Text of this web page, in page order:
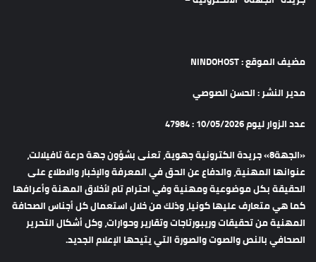
مضيف الموقع : NINDOHOST
مدير النشر : الحسن الصوصي
عدد الزوار ليوم 10/05/2026 : 47984
«الجهة8» جريدة الكترونية جهوية، تعنى بشؤون جهة درعة تافيلالت،
عنوانها المهنية، والدفاع عن الحق في المعرفة والإخبار والاطلاع على
الحقيقة بكل موضوعية ومهنية وفي احترام تام لأخلاق المهنة وأعرافها
كما هي متعارف عليها كونيا، وذلك من خلال استعمال كل أجناس الصحافة
المهنية من تحقيقات وريبورتاجات وتقارير وحوارات، وكل أشكال التحرير
الصحافي بالنص والصوت والصورة التي يتيحها الإعلام الجديد.